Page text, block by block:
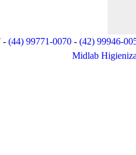
- (44) 99771-0070 - (42) 99946-
Midlab